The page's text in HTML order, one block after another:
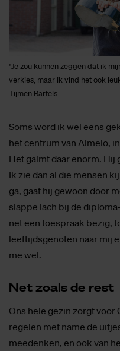
"Je zou kunnen zeggen dat ik
verkies, maar ik vind het ook
Tijmen Bartels
Soms word ik wel eens
het centrum van Almelo,
Het galmt daar enorm. Hij
Ik zie dan al die mensen
ga, gaat hij gewoon door
slappe lach bij de
net een toespraak bezig,
leeftijdsgenoten naar mij
me wel.
Net zo­als de rest
Ons hele gezin zorgt voor
regelen met name de
meedenken, en ook van